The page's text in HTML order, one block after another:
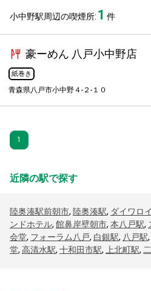
小中野駅周辺の喫煙所: 1 件
豪ーめん 八戸小中野店
紙巻き
青森県八戸市小中野４-２-１０
1
近隣の駅で探す
陸奥湊駅前朝市, 陸奥湊駅, ダイワロ
ンドホテル, 館鼻岸壁朝市, 本八戸駅,
会堂, フォーラム八戸, 白銀駅, 八戸駅,
堂, 高清水駅, 十和田市駅, 上北町駅,